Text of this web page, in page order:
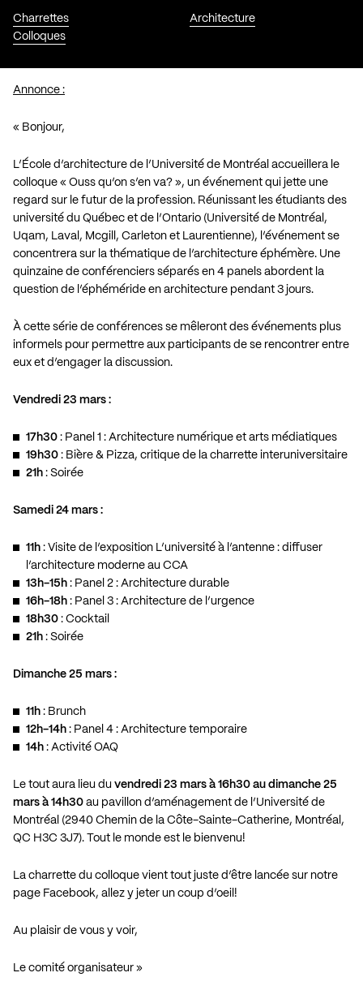
Charrettes
Colloques
Architecture
Annonce :
« Bonjour,
L’École d’architecture de l’Université de Montréal accueillera le
colloque « Ouss qu’on s’en va? », un événement qui jette une
regard sur le futur de la profession. Réunissant les étudiants des
université du Québec et de l’Ontario (Université de Montréal,
Uqam, Laval, Mcgill, Carleton et Laurentienne), l’événement se
concentrera sur la thématique de l’architecture éphémère. Une
quinzaine de conférenciers séparés en 4 panels abordent la
question de l’éphéméride en architecture pendant 3 jours.
À cette série de conférences se mêleront des événements plus
informels pour permettre aux participants de se rencontrer entre
eux et d’engager la discussion.
Vendredi 23 mars :
17h30 : Panel 1 : Architecture numérique et arts médiatiques
19h30 : Bière & Pizza, critique de la charrette interuniversitaire
21h : Soirée
Samedi 24 mars :
11h : Visite de l’exposition L’université à l’antenne : diffuser
l’architecture moderne au CCA
13h-15h : Panel 2 : Architecture durable
16h-18h : Panel 3 : Architecture de l’urgence
18h30 : Cocktail
21h : Soirée
Dimanche 25 mars :
11h : Brunch
12h-14h : Panel 4 : Architecture temporaire
14h : Activité OAQ
Le tout aura lieu du vendredi 23 mars à 16h30 au dimanche 25
mars à 14h30 au pavillon d’aménagement de l’Université de
Montréal (2940 Chemin de la Côte-Sainte-Catherine, Montréal,
QC H3C 3J7). Tout le monde est le bienvenu!
La charrette du colloque vient tout juste d’être lancée sur notre
page Facebook, allez y jeter un coup d’oeil !
Au plaisir de vous y voir,
Le comité organisateur »